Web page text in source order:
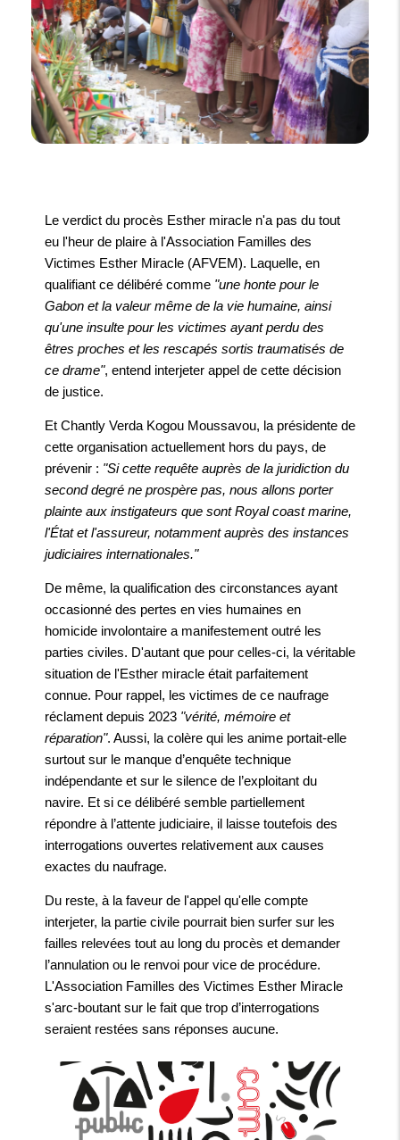
Le verdict du procès Esther miracle n'a pas du tout
eu l'heur de plaire à l'Association Familles des
Victimes Esther Miracle (AFVEM). Laquelle, en
qualifiant ce délibéré comme "une honte pour le
Gabon et la valeur même de la vie humaine, ainsi
qu'une insulte pour les victimes ayant perdu des
êtres proches et les rescapés sortis traumatisés de
ce drame", entend interjeter appel de cette décision
de justice.
Et Chantly Verda Kogou Moussavou, la présidente de
cette organisation actuellement hors du pays, de
prévenir : "Si cette requête auprès de la juridiction du
second degré ne prospère pas, nous allons porter
plainte aux instigateurs que sont Royal coast marine,
l'État et l'assureur, notamment auprès des instances
judiciaires internationales."
De même, la qualification des circonstances ayant
occasionné des pertes en vies humaines en
homicide involontaire a manifestement outré les
parties civiles. D'autant que pour celles-ci, la véritable
situation de l'Esther miracle était parfaitement
connue. Pour rappel, les victimes de ce naufrage
réclament depuis 2023 "vérité, mémoire et
réparation". Aussi, la colère qui les anime portait-elle
surtout sur le manque d’enquête technique
indépendante et sur le silence de l’exploitant du
navire. Et si ce délibéré semble partiellement
répondre à l’attente judiciaire, il laisse toutefois des
interrogations ouvertes relativement aux causes
exactes du naufrage.
Du reste, à la faveur de l'appel qu'elle compte
interjeter, la partie civile pourrait bien surfer sur les
failles relevées tout au long du procès et demander
l’annulation ou le renvoi pour vice de procédure.
L'Association Familles des Victimes Esther Miracle
s'arc-boutant sur le fait que trop d’interrogations
seraient restées sans réponses aucune.